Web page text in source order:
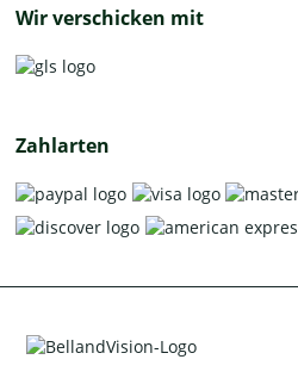
Wir verschicken mit
Zahlarten